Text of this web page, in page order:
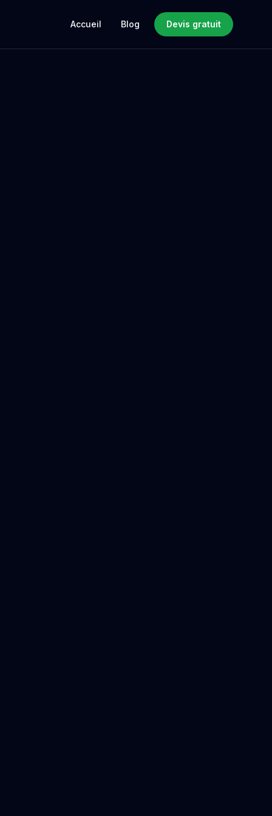
Accueil Blog Devis gratuit